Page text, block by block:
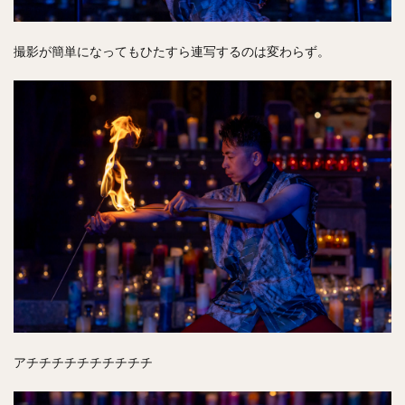
撮影が簡単になってもひたすら連写するのは変わらず。
アチチチチチチチチチチ